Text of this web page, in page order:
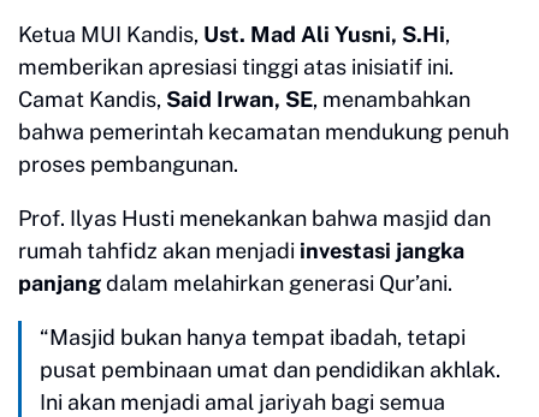
Ketua MUI Kandis, Ust. Mad Ali Yusni, S.Hi,
memberikan apresiasi tinggi atas inisiatif ini.
Camat Kandis, Said Irwan, SE, menambahkan
bahwa pemerintah kecamatan mendukung penuh
proses pembangunan.
Prof. Ilyas Husti menekankan bahwa masjid dan
rumah tahfidz akan menjadi investasi jangka
panjangdalam melahirkan generasi Qur’ani.
“Masjid bukan hanya tempat ibadah, tetapi
pusat pembinaan umat dan pendidikan akhlak.
Ini akan menjadi amal jariyah bagi semua